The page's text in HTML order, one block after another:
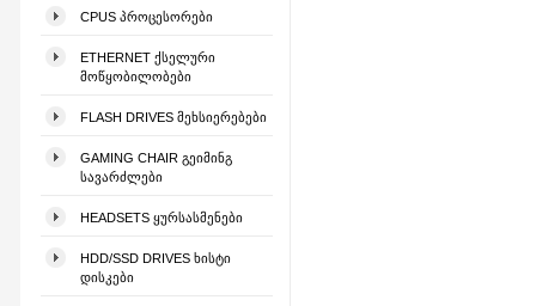
CPUS ᲞᲠᲝᲪᲔᲡᲝᲠᲔᲑᲘ
ETHERNET ᲥᲡᲔᲚᲣᲠᲘ
ᲛᲝᲬᲧᲝᲑᲘᲚᲝᲑᲔᲑᲘ
FLASH DRIVES ᲛᲔᲮᲡᲘᲔᲠᲔᲑᲔᲑᲘ
GAMING CHAIR ᲒᲔᲘᲛᲘᲜᲒ
ᲡᲐᲕᲐᲠᲫᲚᲔᲑᲘ
HEADSETS ᲧᲣᲠᲡᲐᲡᲛᲔᲜᲔᲑᲘ
HDD/SSD DRIVES ᲮᲘᲡᲢᲘ
ᲓᲘᲡᲙᲔᲑᲘ